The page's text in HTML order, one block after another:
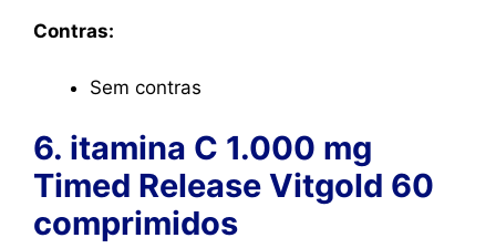
Contras:
Sem contras
6. itamina C 1.000 mg
Timed Release Vitgold 60
comprimidos